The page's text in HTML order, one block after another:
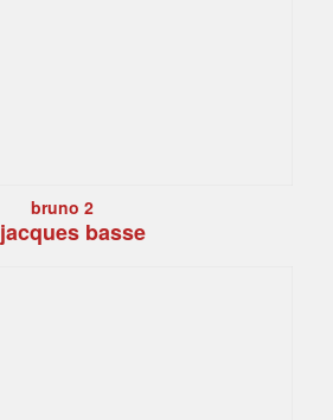
bruno 2
jacques basse